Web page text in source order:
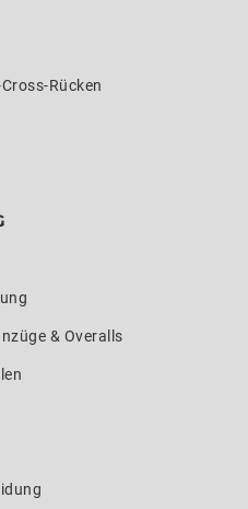
Rücken
& Overalls